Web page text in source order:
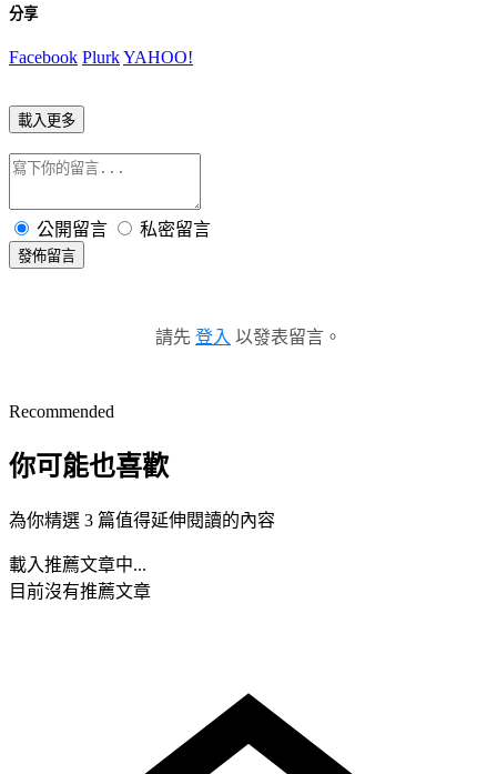
分享
Facebook PlurkYAHOO!
載入更多
公開留言 私密留言
發佈留言
請先 登入 以發表留言。
Recommended
你可能也喜歡
為你精選 3 篇值得延伸閱讀的內容
載入推薦文章中...
目前沒有推薦文章